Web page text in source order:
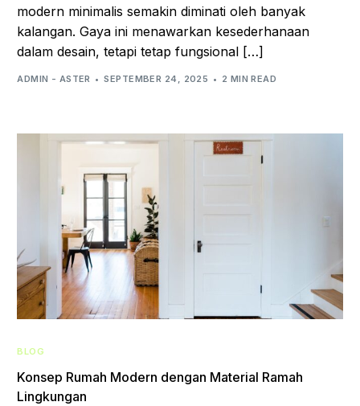
modern minimalis semakin diminati oleh banyak
kalangan. Gaya ini menawarkan kesederhanaan
dalam desain, tetapi tetap fungsional […]
ADMIN - ASTER SEPTEMBER 24, 2025 2 MIN READ
BLOG
Konsep Rumah Modern dengan Material Ramah
Lingkungan